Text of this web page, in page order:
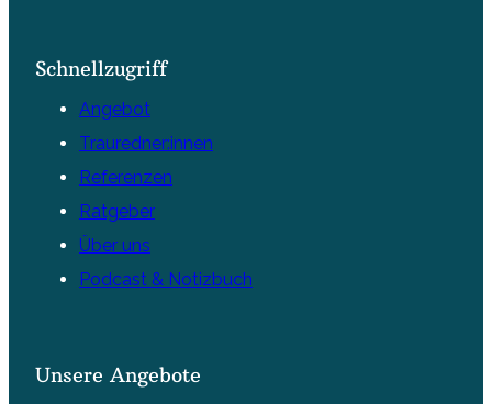
Schnellzugriff
Angebot
Trauredner:innen
Referenzen
Ratgeber
Über uns
Podcast & Notizbuch
Unsere Angebote